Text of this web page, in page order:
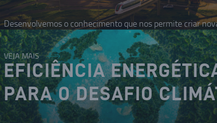
Desenvolvemos o conhecimento que nos permite criar
VEJA MAIS
EFICIÊNCIA
PARA O DESAFIO